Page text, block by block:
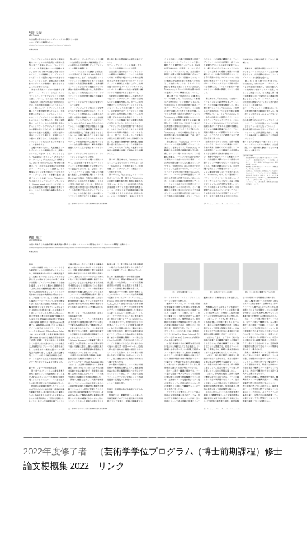
2022年度修了者 （芸術学学位プログラム（博士前期課程）修士
論文梗概集 2022 リンク